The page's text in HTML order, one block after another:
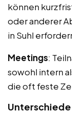
können
oder anderer
in Suhl
Meetings:
sowohl intern
die oft feste
Unterschiede